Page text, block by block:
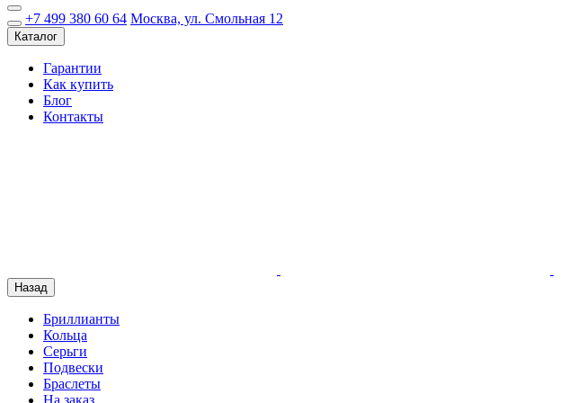
+7 499 380 60 64 Москва, ул. Смольная 12
Каталог
Гарантии
Как купить
Блог
Контакты
Назад
Бриллианты
Кольца
Серьги
Подвески
Браслеты
На заказ